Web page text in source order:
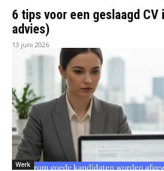
6 tips voor een geslaagd
advies)
13 juni 2026
Werk